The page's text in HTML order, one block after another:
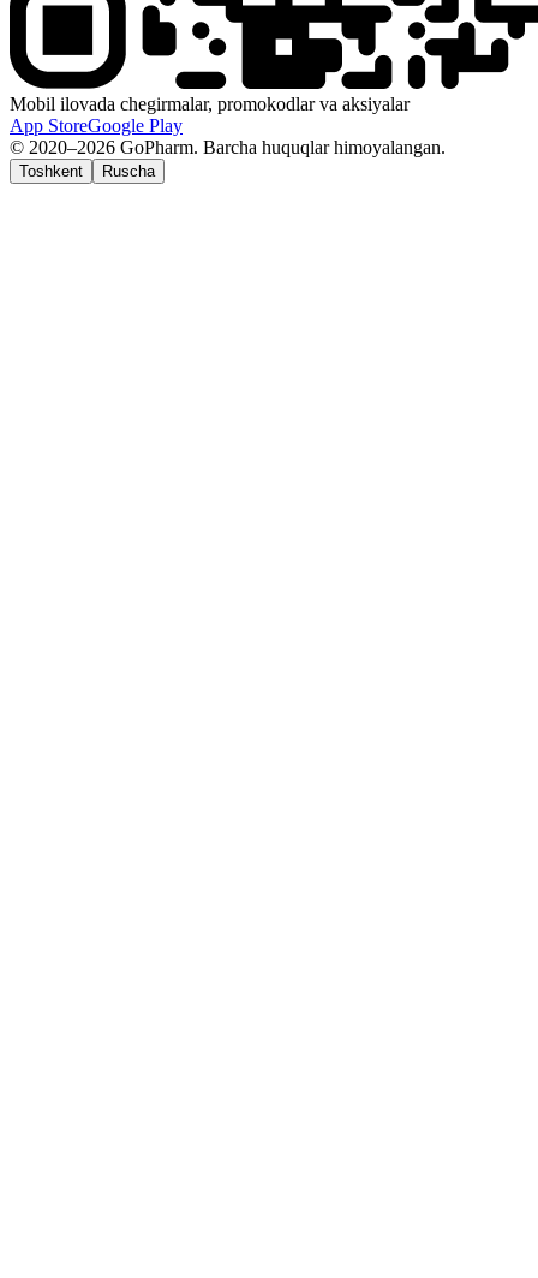
Mobil ilovada chegirmalar, promokodlar va aksiyalar
App StoreGoogle Play
© 2020–2026 GoPharm. Barcha huquqlar himoyalangan.
Toshkent Ruscha